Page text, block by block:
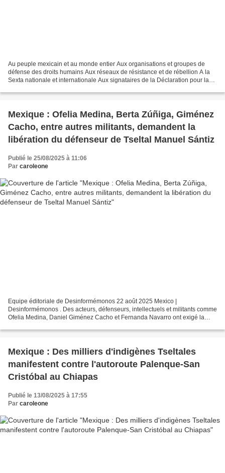
Au peuple mexicain et au monde entier Aux organisations et groupes de
défense des droits humains Aux réseaux de résistance et de rébellion A la
Sexta nationale et internationale Aux signataires de la Déclaration pour la
Mexique : Ofelia Medina, Berta Zúñiga, Giménez
Cacho, entre autres militants, demandent la
libération du défenseur de Tseltal Manuel Sántiz
Publié le 25/08/2025 à 11:06
Par caroleone
Equipe éditoriale de Desinformémonos 22 août 2025 Mexico |
Desinformémonos . Des acteurs, défenseurs, intellectuels et militants comme
Ofelia Medina, Daniel Giménez Cacho et Fernanda Navarro ont exigé la
Mexique : Des milliers d'indigènes Tseltales
manifestent contre l'autoroute Palenque-San
Cristóbal au Chiapas
Publié le 13/08/2025 à 17:55
Par caroleone